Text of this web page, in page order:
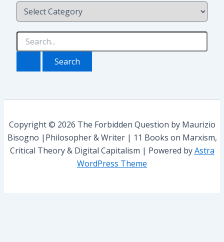
oC
e
S
:
Copyright © 2026 The Forbidden Question by Maurizio
Bisogno |Philosopher & Writer | 11 Books on Marxism,
Critical Theory & Digital Capitalism | Powered byAstra
WordPress Theme